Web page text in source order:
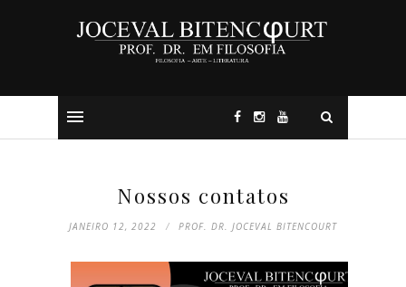
Nossos contatos
JANEIRO 12, 2022 PROF. DR. JOCEVAL BITENCOURT